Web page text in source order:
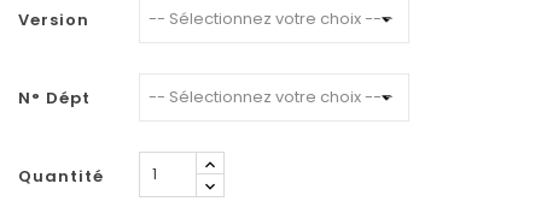
Version
N° Dépt
Quantité